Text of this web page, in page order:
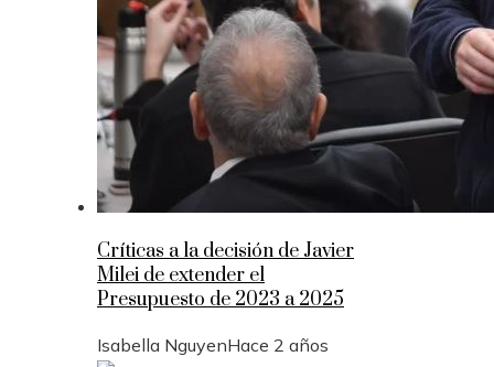
Críticas a la decisión de Javier
Milei de extender el
Presupuesto de 2023 a 2025
Isabella NguyenHace 2 años